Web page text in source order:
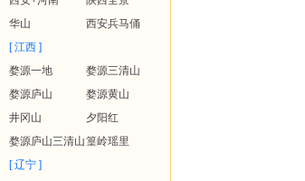
华山
西安兵马俑
[ 江西 ]
婺源一地
婺源三清山
婺源庐山
婺源黄山
井冈山
夕阳红
婺源庐山三清山篁岭瑶里
[ 辽宁 ]